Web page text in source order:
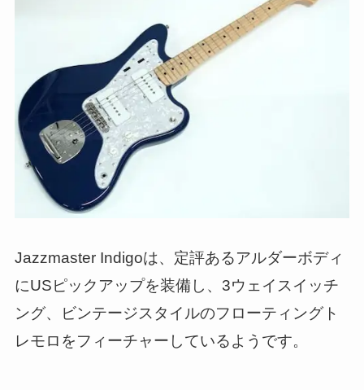
Jazzmaster Indigoは、定評あるアルダーボディ
にUSピックアップを装備し、3ウェイスイッチ
ング、ビンテージスタイルのフローティングト
レモロをフィーチャーしているようです。